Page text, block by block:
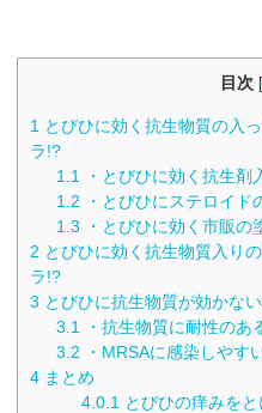
目次
1 とびひに効く抗生物質の入
ラ!?
1.1
・とびひに効く抗生剤
1.2 ・とびひにステロイド
1.3 ・とびひに効く市販の
2 とびひに効く抗生物質入り
ラ!?
3 とびひに抗生物質が効かな
3.1
・抗生物質に耐性のあ
3.2 ・MRSAに感染しやす
4 まとめ
4.0.1 とびひの痒みを